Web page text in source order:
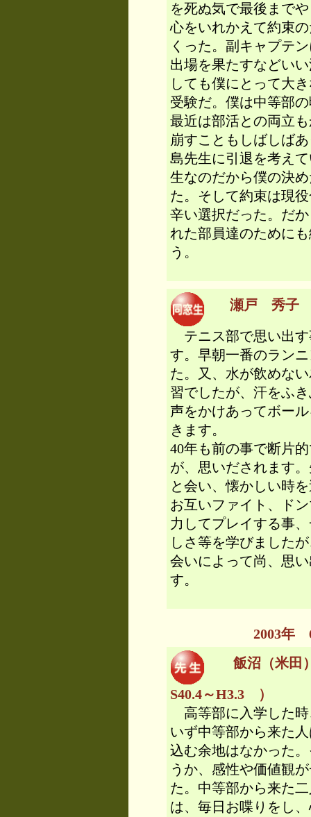
を死ぬ気で最後まで
心をいれかえて約束
くった。副キャプテ
出場を果たすなどい
しても僕にとって大
受験だ。僕は中等部
最近は部活との両立
崩すこともしばしば
島先生に引退を考え
生なのだから僕の決
た。そして約束は現
辛い選択だった。だ
れた部員達のために
う。
瀬戸 秀子
テニス部で思い出す
す。早朝一番のラン
た。又、水が飲めな
習でしたが、汗をふ
声をかけあってボー
きます。
40年も前の事で断片
が、思いだされます
と会い、懐かしい時
お互いファイト、ド
力してプレイする事
しさ等を学びました
会いによって尚、思
す。
2003年
飯沼（米
S40.4～H3.3 ）
高等部に入学した時
いず中等部から来た
込む余地はなかった
うか、感性や価値観
た。中等部から来た
は、毎日お喋りをし